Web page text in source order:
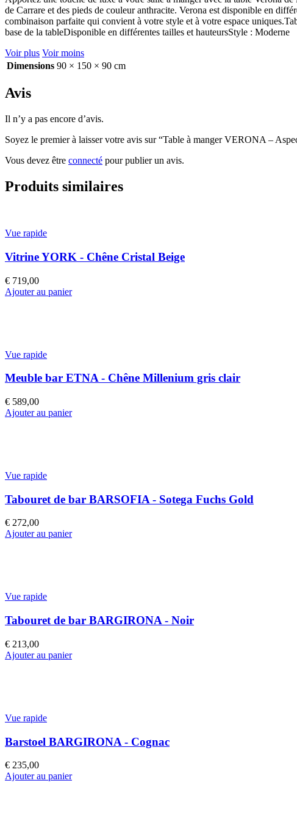
de Carrare et des pieds de couleur anthracite. Verona est disponible en
combinaison parfaite qui convient à votre style et à votre espace
base de la tableDisponible en différentes tailles et hauteursStyle : Moderne
Voir plus Voir moins
Dimensions 90 × 150 × 90 cm
Avis
Il n’y a pas encore d’avis.
Soyez le premier à laisser votre avis sur “Table à manger VERONA –
Vous devez être connecté pour publier un avis.
Produits similaires
Vue rapide
Vitrine YORK - Chêne Cristal Beige
€ 719,00
Ajouter au panier
Vue rapide
Meuble bar ETNA - Chêne Millenium gris clair
€ 589,00
Ajouter au panier
Vue rapide
Tabouret de bar BARSOFIA - Sotega Fuchs Gold
€ 272,00
Ajouter au panier
Vue rapide
Tabouret de bar BARGIRONA - Noir
€ 213,00
Ajouter au panier
Vue rapide
Barstoel BARGIRONA - Cognac
€ 235,00
Ajouter au panier